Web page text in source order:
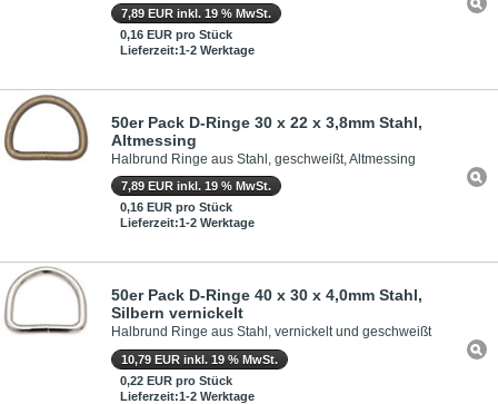
7,89 EUR inkl. 19 % MwSt.
0,16 EUR pro Stück
Lieferzeit:1-2 Werktage
50er Pack D-Ringe 30 x 22 x 3,8mm Stahl,
Altmessing
Halbrund Ringe aus Stahl, geschweißt, Altmessing
7,89 EUR inkl. 19 % MwSt.
0,16 EUR pro Stück
Lieferzeit:1-2 Werktage
50er Pack D-Ringe 40 x 30 x 4,0mm Stahl,
Silbern vernickelt
Halbrund Ringe aus Stahl, vernickelt und geschweißt
10,79 EUR inkl. 19 % MwSt.
0,22 EUR pro Stück
Lieferzeit:1-2 Werktage